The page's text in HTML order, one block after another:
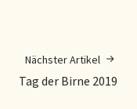
Nächster Artikel
Tag der Birne 2019